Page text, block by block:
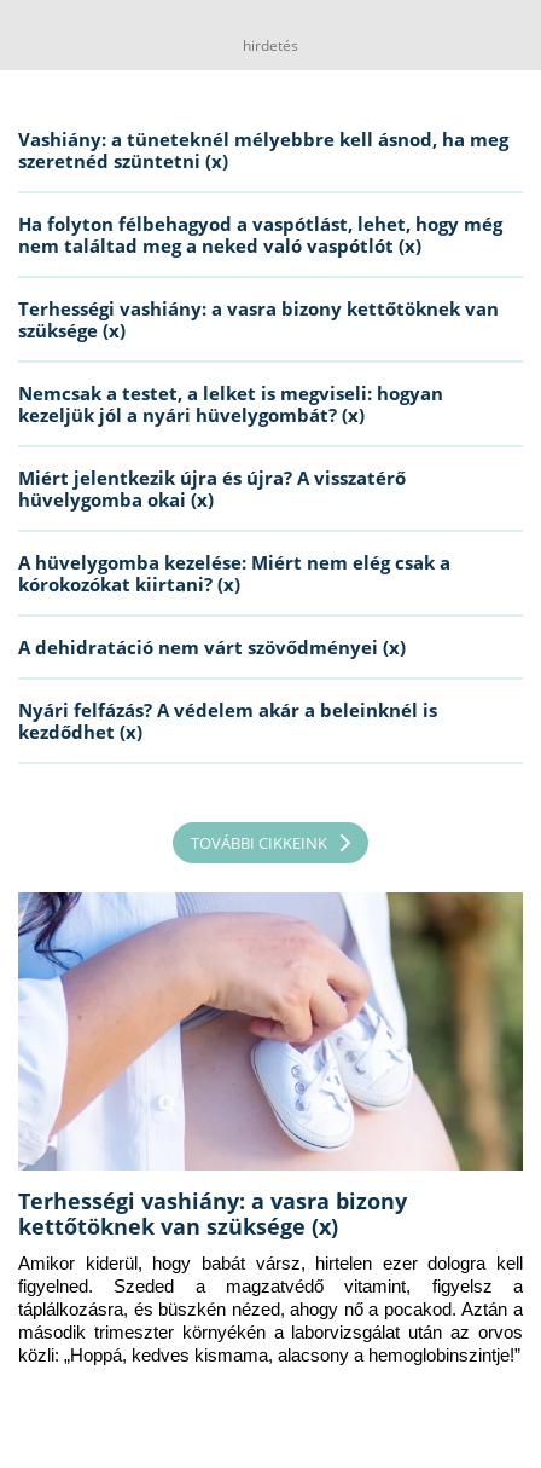
hirdetés
Vashiány: a tüneteknél mélyebbre kell ásnod, ha meg
szeretnéd szüntetni (x)
Ha folyton félbehagyod a vaspótlást, lehet, hogy még
nem találtad meg a neked való vaspótlót (x)
Terhességi vashiány: a vasra bizony kettőtöknek van
szüksége (x)
Nemcsak a testet, a lelket is megviseli: hogyan
kezeljük jól a nyári hüvelygombát? (x)
Miért jelentkezik újra és újra? A visszatérő
hüvelygomba okai (x)
A hüvelygomba kezelése: Miért nem elég csak a
kórokozókat kiirtani? (x)
A dehidratáció nem várt szövődményei (x)
Nyári felfázás? A védelem akár a beleinknél is
kezdődhet (x)
TOVÁBBI CIKKEINK
Terhességi vashiány: a vasra bizony
kettőtöknek van szüksége (x)
Amikor kiderül, hogy babát vársz, hirtelen ezer dologra kell
figyelned. Szeded a magzatvédő vitamint, figyelsz a
táplálkozásra, és büszkén nézed, ahogy nő a pocakod. Aztán a
második trimeszter környékén a laborvizsgálat után az orvos
közli: „Hoppá, kedves kismama, alacsony a hemoglobinszintje!”